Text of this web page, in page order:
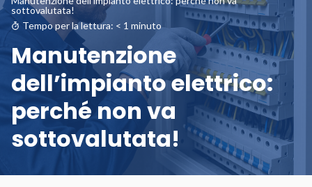
sottovalutata!
Tempo per la lettura: < 1 minuto
Manutenzione
dell’impianto elettrico:
perché non va
sottovalutata!